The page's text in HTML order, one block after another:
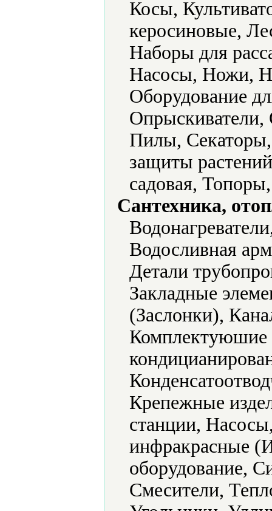
Косы,
керосиновые,
Наборы для
Насосы, Ножи,
Оборудование
Опрыскиватели,
Пилы, Секаторы,
защиты
садовая,
Сантехника,
Водосливная
Детали
Закладные
(Заслонки),
Комплектуюшие
Крепежные
станции,
инфракрасные
оборудование,
Смесители,